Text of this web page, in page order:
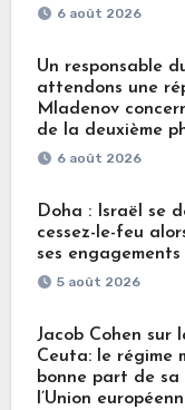
6 août 2026
Un responsable
attendons une
Mladenov
de la deuxième
6 août 2026
Doha : Israël se
cessez-le-feu
ses engagements
5 août 2026
Jacob Cohen sur
Ceuta: le régime
bonne part de
l’Union